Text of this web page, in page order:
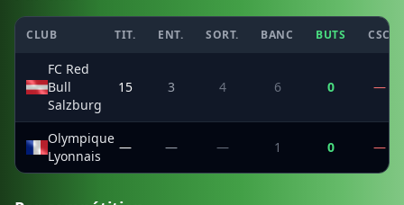
CLUB TIT. ENT. SORT. BANC BUTS CSC
FC Red
Bull
Salzburg
15 3 4 6 0 —
Olympique
Lyonnais
— — — 1 0 —